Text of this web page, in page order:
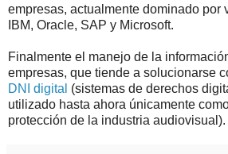
empresas, actualmente dominado por
IBM, Oracle, SAP y Microsoft.
Finalmente el manejo de la
empresas, que tiende a solucionarse
DNI digital (sistemas de derechos
utilizado hasta ahora únicamente
protección de la industria audiovisual).